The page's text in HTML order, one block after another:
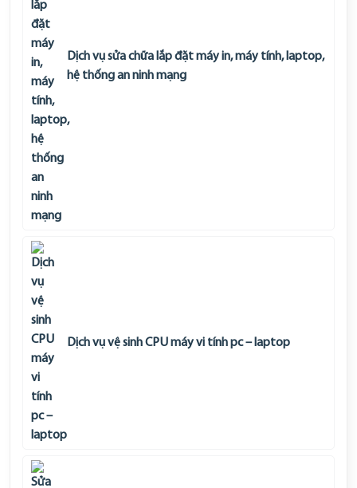
Dịch vụ sửa chữa lắp đặt máy in, máy tính, laptop,
hệ thống an ninh mạng
Dịch vụ vệ sinh CPU máy vi tính pc – laptop